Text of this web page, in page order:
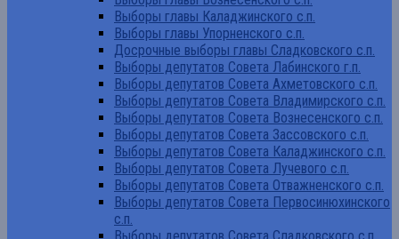
Выборы главы Каладжинского с.п.
Выборы главы Упорненского с.п.
Досрочные выборы главы Сладковского с.п.
Выборы депутатов Совета Лабинского г.п.
Выборы депутатов Совета Ахметовского с.п.
Выборы депутатов Совета Владимирского с.п.
Выборы депутатов Совета Вознесенского с.п.
Выборы депутатов Совета Зассовского с.п.
Выборы депутатов Совета Каладжинского с.п.
Выборы депутатов Совета Лучевого с.п.
Выборы депутатов Совета Отважненского с.п.
Выборы депутатов Совета Первосинюхинского
с.п.